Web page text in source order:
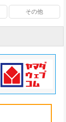
その他